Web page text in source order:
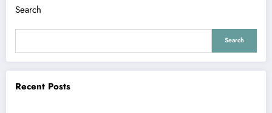
Search
Search
Recent Posts